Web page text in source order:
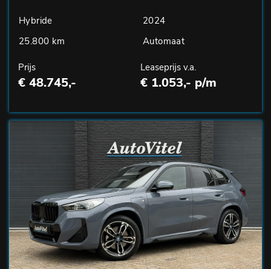
Hybride
2024
25.800 km
Automaat
Prijs
€ 48.745,-
Leaseprijs v.a.
€ 1.053,- p/m